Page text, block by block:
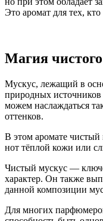
Это аромат для тех,
Магия
Мускус, лежащий в
природных источников
можем наслаждаться
оттенков.
В этом аромате чистый
нот тёплой кожи или
Чистый мускус —
характер. Он также
данной композиции
Для многих